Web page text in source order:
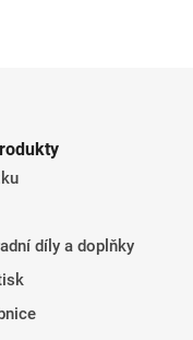
díly a doplňky